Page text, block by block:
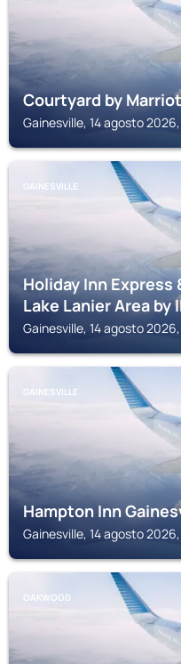
Courtyard by
Gainesville, 14 agosto
GAINESVILLE
Holiday Inn
Lake Lanier Area by
Gainesville, 14 agosto
GAINESVILLE
Hampton Inn
Gainesville, 14 agosto
OAKWOOD